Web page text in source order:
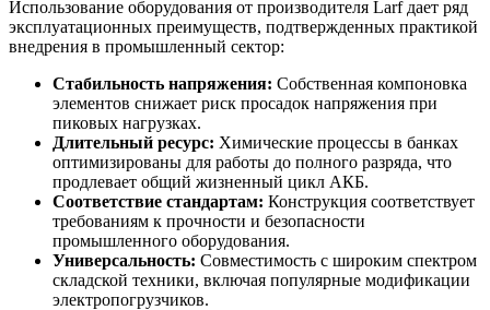
Использование оборудования от производителя Larf дает ряд
эксплуатационных преимуществ, подтвержденных практикой
внедрения в промышленный сектор:
Стабильность напряжения: Собственная компоновка
элементов снижает риск просадок напряжения при
пиковых нагрузках.
Длительный ресурс: Химические процессы в банках
оптимизированы для работы до полного разряда, что
продлевает общий жизненный цикл АКБ.
Соответствие стандартам: Конструкция соответствует
требованиям к прочности и безопасности
промышленного оборудования.
Универсальность: Совместимость с широким спектром
складской техники, включая популярные модификации
электропогрузчиков.